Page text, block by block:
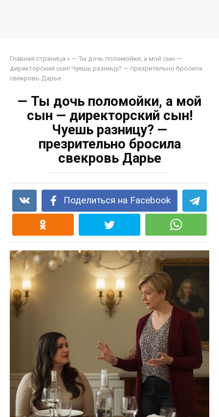
Главная страница » — Ты дочь поломойки, а мой сын —
директорский сын! Чуешь разницу? — презрительно бросила
свекровь Дарье
— Ты дочь поломойки, а мой
сын — директорский сын!
Чуешь разницу? —
презрительно бросила
свекровь Дарье
Поделиться на Facebook